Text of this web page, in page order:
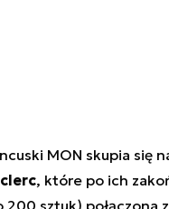
MON skupia się
, które po ich